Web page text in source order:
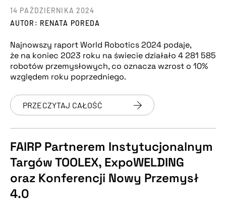
AUTOR: RENATA POREDA
14 PAŹDZIERNIKA 2024
Najnowszy raport World Robotics 2024 podaje,
że na koniec 2023 roku na świecie działało 4 281 585
robotów przemysłowych, co oznacza wzrost o 10%
względem roku poprzedniego.
PRZECZYTAJ CAŁOŚĆ
FAIRP Partnerem Instytucjonalnym
Targów TOOLEX, ExpoWELDING
oraz Konferencji Nowy Przemysł
4.0